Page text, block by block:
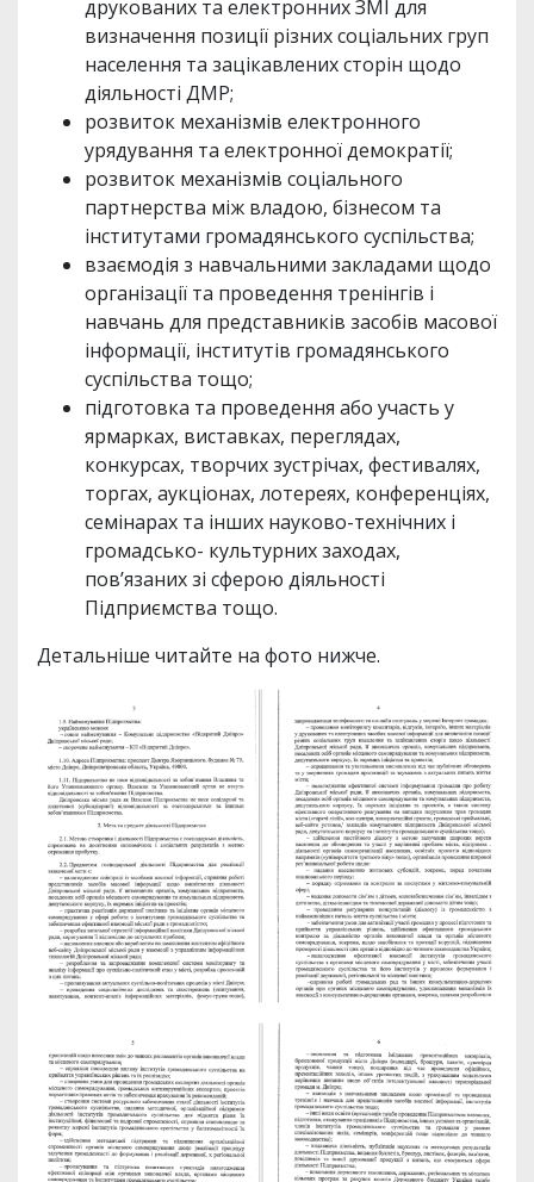
друкованих та електронних ЗМІ для
визначення позиції різних соціальних груп
населення та зацікавлених сторін щодо
діяльності ДМР;
розвиток механізмів електронного
урядування та електронної демократії;
розвиток механізмів соціального
партнерства між владою, бізнесом та
інститутами громадянського суспільства;
взаємодія з навчальними закладами щодо
організації та проведення тренінгів і
навчань для представників засобів масової
інформації, інститутів громадянського
суспільства тощо;
підготовка та проведення або участь у
ярмарках, виставках, переглядах,
конкурсах, творчих зустрічах, фестивалях,
торгах, аукціонах, лотереях, конференціях,
семінарах та інших науково-технічних і
громадсько- культурних заходах,
пов’язаних зі сферою діяльності
Підприємства тощо.
Детальніше читайте на фото нижче.